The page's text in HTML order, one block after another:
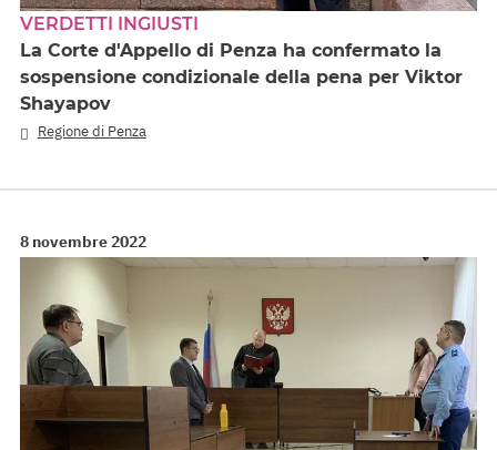
VERDETTI INGIUSTI
La Corte d'Appello di Penza ha confermato la
sospensione condizionale della pena per Viktor
Shayapov
Regione di Penza
8 novembre 2022